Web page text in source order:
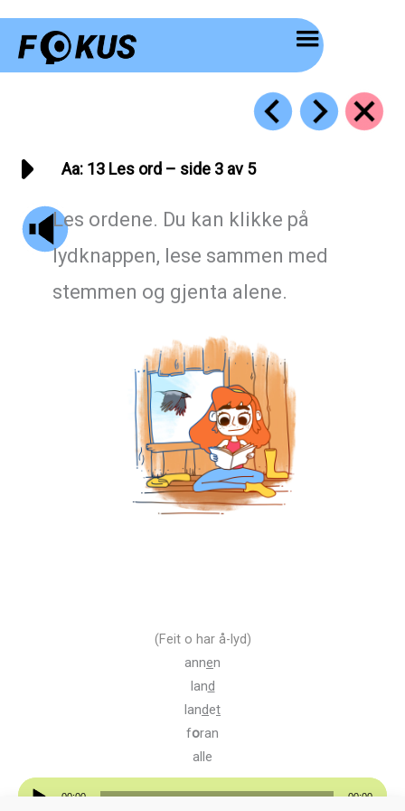
Aa: 13 Les ord – side 3 av 5
Les ordene. Du kan klikke på
lydknappen, lese sammen med
stemmen og gjenta alene.
(Feit o har å-lyd)
annen
land
landet
foran
alle
Lydavspiller
00:00 00:00